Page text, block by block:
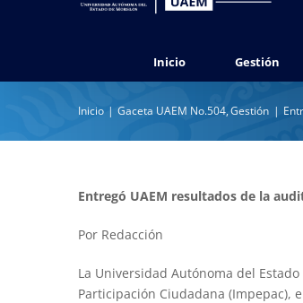
Inicio Gestión
Inicio Gaceta UAEM No.504 Gestión
Entregó UAEM resultados de la
Por Redacción
La Universidad Autónoma del
Participación Ciudadana